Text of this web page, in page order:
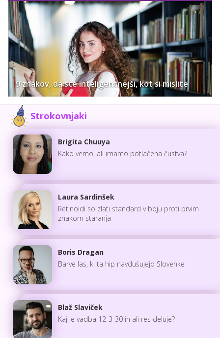
9 znakov, da ste inteligentnejši, kot si mislite
Strokovnjaki
Brigita Chuuya
Kako vemo, ali imamo potlačena čustva?
Laura Sardinšek
Retinoidi so zlati standard v boju proti prvim
znakom staranja
Boris Dragan
Barve las, ki ta hip navdušujejo Slovenke
Blaž Slaviček
Kaj je vadba 12-3-30 in ali res deluje?